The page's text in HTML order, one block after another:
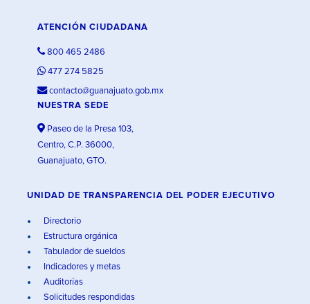
ATENCIÓN CIUDADANA
800 465 2486
477 274 5825
contacto@guanajuato.gob.mx
NUESTRA SEDE
Paseo de la Presa 103,
Centro, C.P. 36000,
Guanajuato, GTO.
UNIDAD DE TRANSPARENCIA DEL PODER EJECUTIVO
Directorio
Estructura orgánica
Tabulador de sueldos
Indicadores y metas
Auditorías
Solicitudes respondidas